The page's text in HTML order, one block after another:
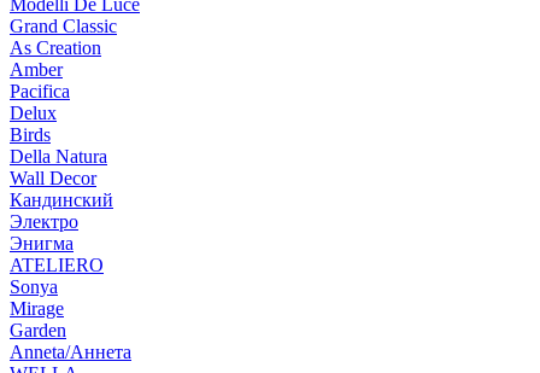
Modelli De Luce
Grand Classic
As Creation
Amber
Pacifica
Delux
Birds
Della Natura
Wall Decor
Кандинский
Электро
Энигма
ATELIERO
Sonya
Mirage
Garden
Anneta/Аннета